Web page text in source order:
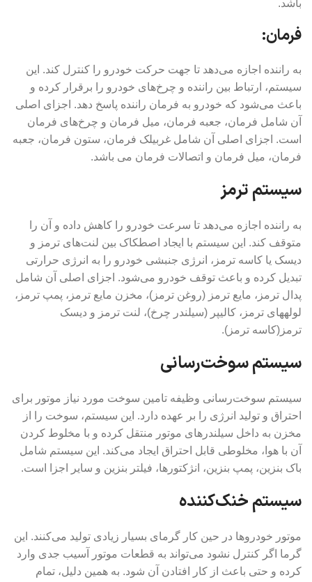
باشد.
فرمان:
به راننده اجازه می‌دهد تا جهت حرکت خودرو را کنترل کند. این
سیستم، ارتباط بین راننده و چرخ‌های خودرو را برقرار کرده و
باعث می‌شود که خودرو به فرمان راننده پاسخ دهد. اجزای اصلی
آن شامل فرمان، جعبه فرمان، میل فرمان و چرخ‌های فرمان
است. اجزای اصلی آن شامل غربیلک فرمان، ستون فرمان، جعبه
فرمان، میل فرمان و اتصالات فرمان می باشد.
سیستم ترمز
به راننده اجازه می‌دهد تا سرعت خودرو را کاهش داده و آن را
متوقف کند. این سیستم با ایجاد اصطکاک بین لنت‌های ترمز و
دیسک یا کاسه ترمز، انرژی جنبشی خودرو را به انرژی حرارتی
تبدیل کرده و باعث توقف خودرو می‌شود. اجزای اصلی آن شامل
پدال ترمز، مایع ترمز (روغن ترمز)، مخزن مایع ترمز، پمپ ترمز،
لولههای ترمز، کالیپر (سیلندر چرخ)، لنت ترمز و دیسک
ترمز(کاسه ترمز).
سیستم سوخت‌رسانی
سیستم سوخت‌رسانی وظیفه تامین سوخت مورد نیاز موتور برای
احتراق و تولید انرژی را بر عهده دارد. این سیستم، سوخت را از
مخزن به داخل سیلندرهای موتور منتقل کرده و با مخلوط کردن
آن با هوا، مخلوطی قابل احتراق ایجاد می‌کند. این سیستم شامل
باک بنزین، پمپ بنزین، انژکتورها، فیلتر بنزین و سایر اجزا است.
سیستم خنک‌کننده
موتور خودروها در حین کار گرمای بسیار زیادی تولید می‌کنند. این
گرما اگر کنترل نشود می‌تواند به قطعات موتور آسیب جدی وارد
کرده و حتی باعث از کار افتادن آن شود. به همین دلیل، تمام